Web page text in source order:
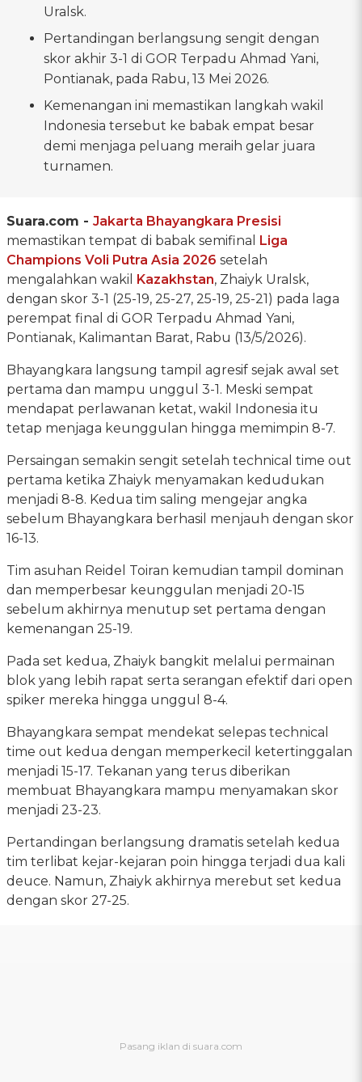
Uralsk.
Pertandingan berlangsung sengit dengan
skor akhir 3-1 di GOR Terpadu Ahmad Yani,
Pontianak, pada Rabu, 13 Mei 2026.
Kemenangan ini memastikan langkah wakil
Indonesia tersebut ke babak empat besar
demi menjaga peluang meraih gelar juara
turnamen.
Suara.com - Jakarta Bhayangkara Presisi
memastikan tempat di babak semifinal Liga
Champions Voli Putra Asia 2026 setelah
mengalahkan wakil Kazakhstan, Zhaiyk Uralsk,
dengan skor 3-1 (25-19, 25-27, 25-19, 25-21) pada laga
perempat final di GOR Terpadu Ahmad Yani,
Pontianak, Kalimantan Barat, Rabu (13/5/2026).
Bhayangkara langsung tampil agresif sejak awal set
pertama dan mampu unggul 3-1. Meski sempat
mendapat perlawanan ketat, wakil Indonesia itu
tetap menjaga keunggulan hingga memimpin 8-7.
Persaingan semakin sengit setelah technical time out
pertama ketika Zhaiyk menyamakan kedudukan
menjadi 8-8. Kedua tim saling mengejar angka
sebelum Bhayangkara berhasil menjauh dengan skor
16-13.
Tim asuhan Reidel Toiran kemudian tampil dominan
dan memperbesar keunggulan menjadi 20-15
sebelum akhirnya menutup set pertama dengan
kemenangan 25-19.
Pada set kedua, Zhaiyk bangkit melalui permainan
blok yang lebih rapat serta serangan efektif dari open
spiker mereka hingga unggul 8-4.
Bhayangkara sempat mendekat selepas technical
time out kedua dengan memperkecil ketertinggalan
menjadi 15-17. Tekanan yang terus diberikan
membuat Bhayangkara mampu menyamakan skor
menjadi 23-23.
Pertandingan berlangsung dramatis setelah kedua
tim terlibat kejar-kejaran poin hingga terjadi dua kali
deuce. Namun, Zhaiyk akhirnya merebut set kedua
dengan skor 27-25.